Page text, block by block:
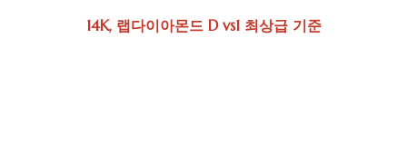
14K, 랩다이아몬드 D vs1 최상급 기준